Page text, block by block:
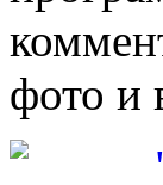
фото и